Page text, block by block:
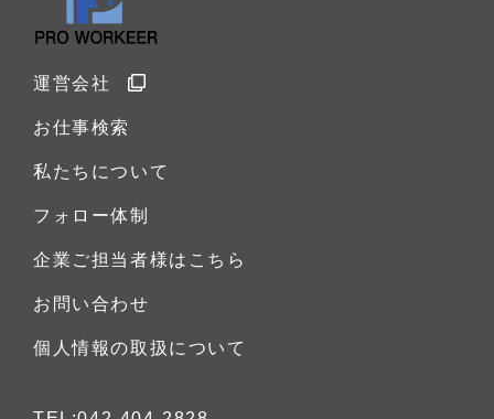
運営会社
お仕事検索
私たちについて
フォロー体制
企業ご担当者様はこちら
お問い合わせ
個人情報の取扱について